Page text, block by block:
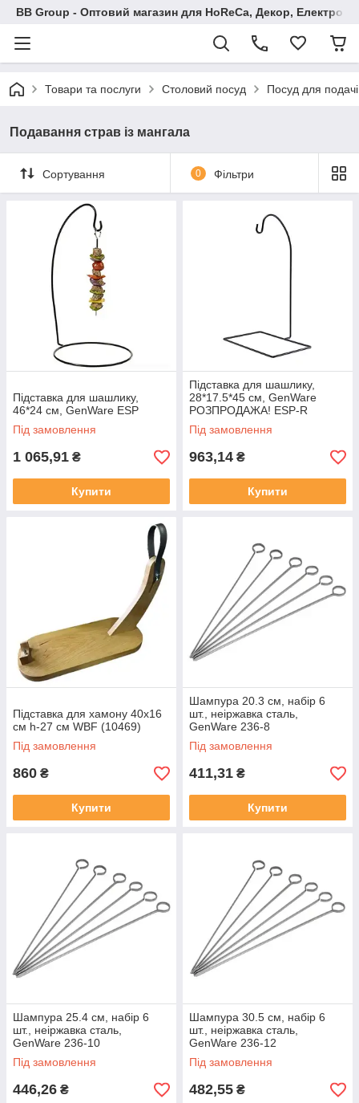
BB Group - Оптовий магазин для HoReCa, Декор,
Товари та послуги Столовий посуд Посуд для
Подавання страв із мангала
Сортування 0 Фільтри
Підставка для шашлику,
46*24 см, GenWare ESP
Під замовлення
1 065,91 ₴
Купити
Підставка для шашлику,
28*17.5*45 см, GenWare
РОЗПРОДАЖА! ESP-R
Під замовлення
963,14 ₴
Купити
Підставка для хамону 40х16
см h-27 см WBF (10469)
Під замовлення
860 ₴
Купити
Шампура 20.3 см, набір 6
шт., неіржавка сталь,
GenWare 236-8
Під замовлення
411,31 ₴
Купити
Шампура 25.4 см, набір 6
шт., неіржавка сталь,
GenWare 236-10
Під замовлення
446,26 ₴
Шампура 30.5 см, набір 6
шт., неіржавка сталь,
GenWare 236-12
Під замовлення
482,55 ₴